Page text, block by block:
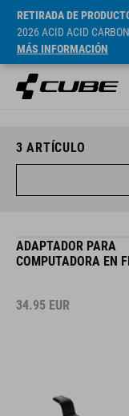
RETIRADA DE
2026 ACID ACID
MÁS INFORMACIÓN
3 ARTÍCULO
ADAPTADOR PARA
COMPUTADORA EN
34.95 EUR